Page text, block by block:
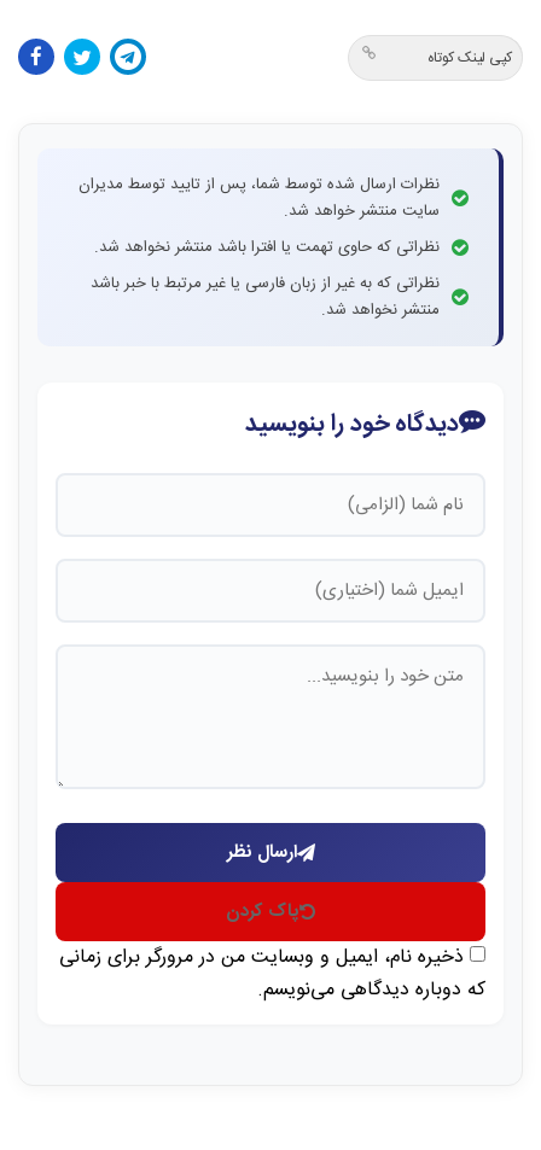
کپی لینک کوتاه
نظرات ارسال شده توسط شما، پس از تایید توسط مدیران
سایت منتشر خواهد شد.
نظراتی که حاوی تهمت یا افترا باشد منتشر نخواهد شد.
نظراتی که به غیر از زبان فارسی یا غیر مرتبط با خبر باشد
منتشر نخواهد شد.
دیدگاه خود را بنویسید
ارسال نظر
پاک کردن
ذخیره نام، ایمیل و وبسایت من در مرورگر برای زمانی
که دوباره دیدگاهی می‌نویسم.